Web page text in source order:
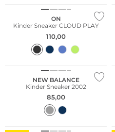
ON
Kinder Sneaker CLOUD PLAY
110,00
NEW BALANCE
Kinder Sneaker 2002
85,00